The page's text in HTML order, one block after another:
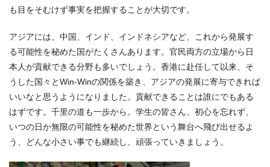
も目をそむけず事実を把握することが大切です。
アジアには、中国、インド、インドネシアなど、これから発展す
る可能性を秘めた国がたくさんあります。官民両方の立場から日
本人が貢献できる分野も多いでしょう。香港に赴任して以来、そ
うした国々とWin-Winの関係を築き、アジアの発展に寄与できれば
いいなと思うようになりました。貢献できることは誰にでもある
はずです。千里の道も一歩から。学生の皆さん、初心を忘れず、
いつの日か無限の可能性を秘めた世界という舞台へ飛び出せるよ
う、どんな小さい事でも継続し、頑張っていきましょう。